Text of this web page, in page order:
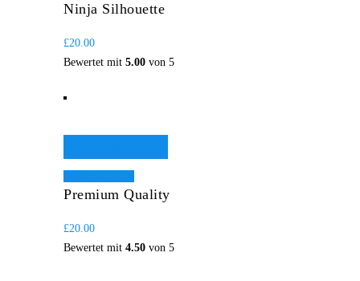
Ninja Silhouette
£20.00
Bewertet mit 5.00 von 5
Premium Quality
£20.00
Bewertet mit 4.50 von 5